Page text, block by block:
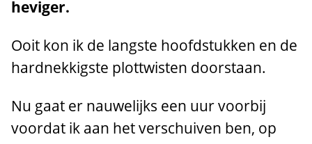
heviger.
Ooit kon ik de langste hoofdstukken en de
hardnekkigste plottwisten doorstaan.
Nu gaat er nauwelijks een uur voorbij
voordat ik aan het verschuiven ben, op